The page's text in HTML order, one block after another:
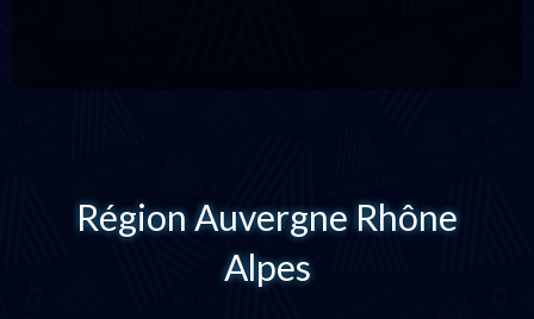
Région Auvergne Rhône
Alpes